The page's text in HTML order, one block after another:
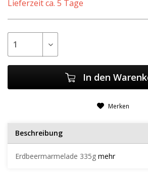
Lieferzeit ca. 5 Tage
In den
Merken
Beschreibung
Erdbeermarmelade 335g mehr